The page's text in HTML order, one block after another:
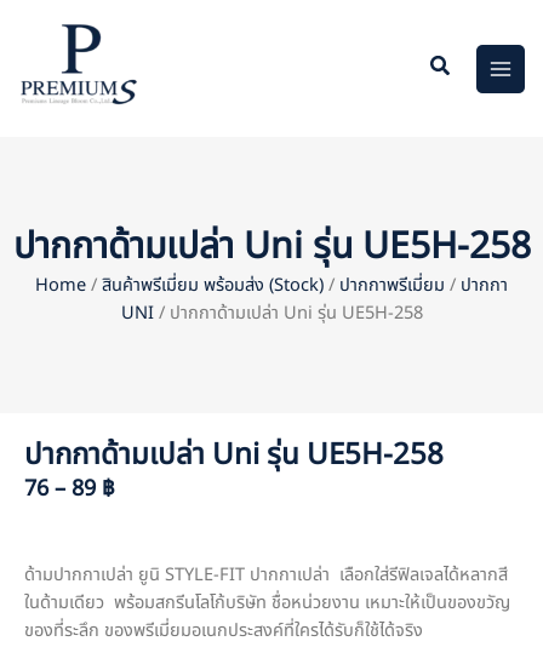
ปากกาด้ามเปล่า Uni รุ่น UE5H-258
Home/สินค้าพรีเมี่ยม พร้อมส่ง (Stock)/ ปากกาพรีเมี่ยม / ปากกา
UNI/ ปากกาด้ามเปล่า Uni รุ่น UE5H-258
ปากกาด้ามเปล่า Uni รุ่น UE5H-258
76 – 89 ฿
ด้ามปากกาเปล่า ยูนิ STYLE-FIT ปากกาเปล่า เลือกใส่รีฟิลเจลได้หลากสี
ในด้ามเดียว พร้อมสกรีนโลโก้บริษัท ชื่อหน่วยงาน เหมาะให้เป็นของขวัญ
ของที่ระลึก ของพรีเมี่ยมอเนกประสงค์ที่ใครได้รับก็ใช้ได้จริง